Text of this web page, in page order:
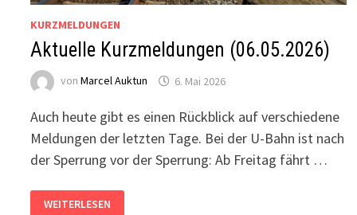
KURZMELDUNGEN
Aktuelle Kurzmeldungen (06.05.2026)
vonMarcel Auktun 6. Mai 2026
Auch heute gibt es einen Rückblick auf verschiedene
Meldungen der letzten Tage. Bei der U-Bahn ist nach
der Sperrung vor der Sperrung: Ab Freitag fährt …
KURZMELDUNGEN
WEITERLESEN